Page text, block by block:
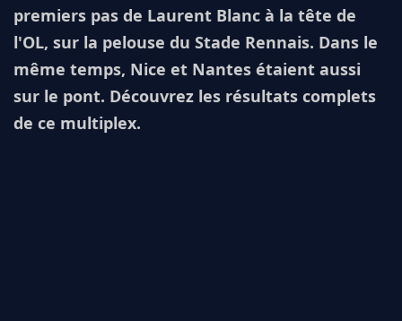
premiers pas de Laurent Blanc à la tête de
l'OL, sur la pelouse du Stade Rennais. Dans le
même temps, Nice et Nantes étaient aussi
sur le pont. Découvrez les résultats complets
de ce multiplex.